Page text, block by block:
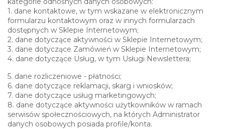
1. dane kontaktowe, w tym wskazane w elektronicznym
formularzu kontaktowym oraz w innych formularzach
dostępnych w Sklepie Internetowym;
2. dane dotyczące aktywności w Sklepie Internetowym;
3. dane dotyczące Zamówień w Sklepie Internetowym;
4. dane dotyczące Usług, w tym Usługi Newslettera;
5. dane rozliczeniowe - płatności;
6. dane dotyczące reklamacji, skarg i wniosków;
7. dane dotyczące usług marketingowych;
8. dane dotyczące aktywności użytkowników w ramach
serwisów społecznościowych, na których Administrator
danych osobowych posiada profile/konta.